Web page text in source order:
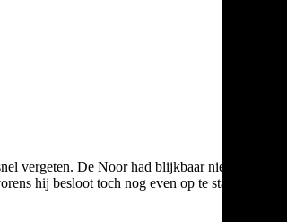
vergeten. De Noor had blijkbaar niet goed
hij besloot toch nog even op te stappen.